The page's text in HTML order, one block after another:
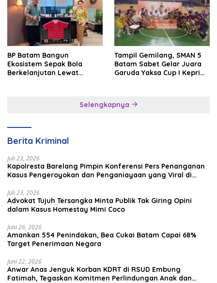
BP Batam Bangun
Ekosistem Sepak Bola
Berkelanjutan Lewat
Tampil Gemilang, SMAN 5
Batam Sabet Gelar Juara
Garuda Yaksa Cup I Kepri
Selengkapnya
Berita Kriminal
Juli 23, 2026
Kapolresta Barelang Pimpin Konferensi Pers Penanganan
Kasus Pengeroyokan dan Penganiayaan yang Viral di
Juli 23, 2026
Advokat Tujuh Tersangka Minta Publik Tak Giring Opini
dalam Kasus Homestay Mimi Coco
Juni 26, 2026
Amankan 554 Penindakan, Bea Cukai Batam Capai 68%
Target Penerimaan Negara
Juni 22, 2026
Anwar Anas Jenguk Korban KDRT di RSUD Embung
Fatimah, Tegaskan Komitmen Perlindungan Anak dan